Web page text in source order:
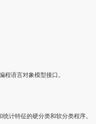
语言对象模型接口。
计特征的硬分类和软分类程序。